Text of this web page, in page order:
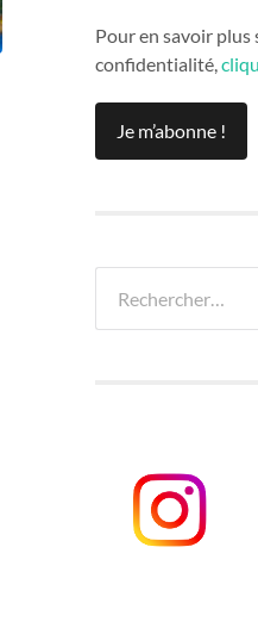
Pour en savoir
confidentialité,